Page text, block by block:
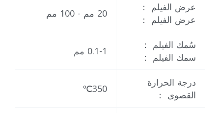
عرض الفيلم ：
عرض الفيلم ：
20 مم - 100 مم
سُمك الفيلم ：
سمك الفيلم ：
0.1-1 مم
درجة الحرارة
القصوى ：
350℃